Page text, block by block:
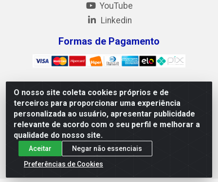
O nosso site coleta cookies próprios e de
terceiros para proporcionar uma experiência
personalizada ao usuário, apresentar publicidade
relevante de acordo com o seu perfil e melhorar a
qualidade do nosso site.
Aceitar
Negar não essenciais
Preferências de Cookies
YouTube
Linkedin
Formas de Pagamento
Mix Alimentos LTDA - Quadra Asr Ne 55 (412 Norte), Alameda
02, S/N - Plano Diretor Norte, Palmas/TO - CEP 77.006-540 -
CNPJ 05.922.500/0001-02